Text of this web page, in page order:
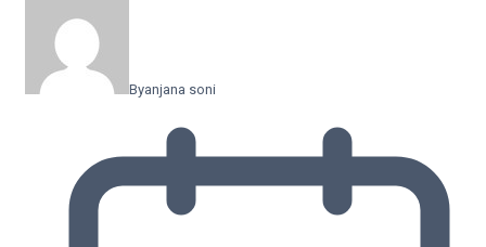
Byanjana soni